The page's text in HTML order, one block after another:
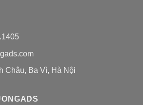
Châu, Ba Vì, Hà Nội